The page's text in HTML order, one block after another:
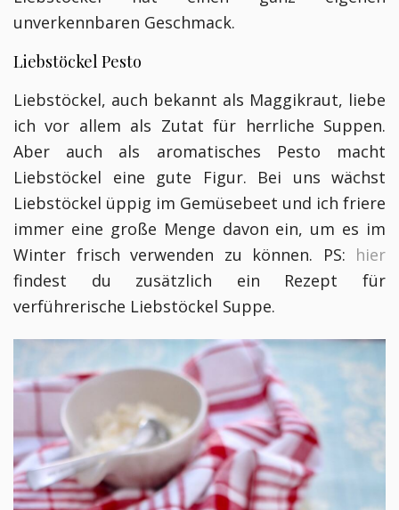
unverkennbaren Geschmack.
Liebstöckel Pesto
Liebstöckel, auch bekannt als Maggikraut, liebe
ich vor allem als Zutat für herrliche Suppen.
Aber auch als aromatisches Pesto macht
Liebstöckel eine gute Figur. Bei uns wächst
Liebstöckel üppig im Gemüsebeet und ich friere
immer eine große Menge davon ein, um es im
Winter frisch verwenden zu können. PS: hier
findest du zusätzlich ein Rezept für
verführerische Liebstöckel Suppe.